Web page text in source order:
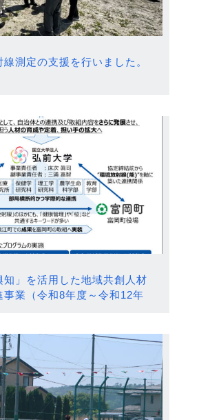
測定の支援を行いました。
知」を活用した地域共創人材
事業（令和8年度～令和12年